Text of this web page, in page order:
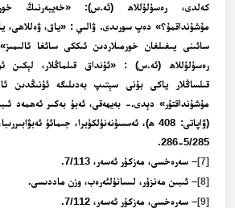
كەلدى، رەسۇلۇللاھ (ئە.س): «خەيبەرنىڭ
مۇشۇنداقمۇ؟» دەپ سورىدى. ۋالىي : «ياق، ۋەللاھى،
سائىنى يىغىلغان خورمىلاردىن ئىككى سائغا
رەسۇلۇللاھ (ئە.س) : «ئۇنداق قىلماڭلار، لېكىن
قىلساڭلار ياكى بۇنى سېتىپ بەدىلىگە ئۇنىڭدىن
مۇشۇنداقتۇر» دېدى.- بەيھەقى، ئەبۇ بەكىر ئەھمەد
5/285-286.
[7]– سەرەخسى، مەزكۇر ئەسەر، 7/113.
[8]– ئىبىن مەنزۇر، لىسانۇلئەرەب، وزن ماددىسى.
[9]– سەرەخسى، مەزكۇر ئەسەر، 7/112.